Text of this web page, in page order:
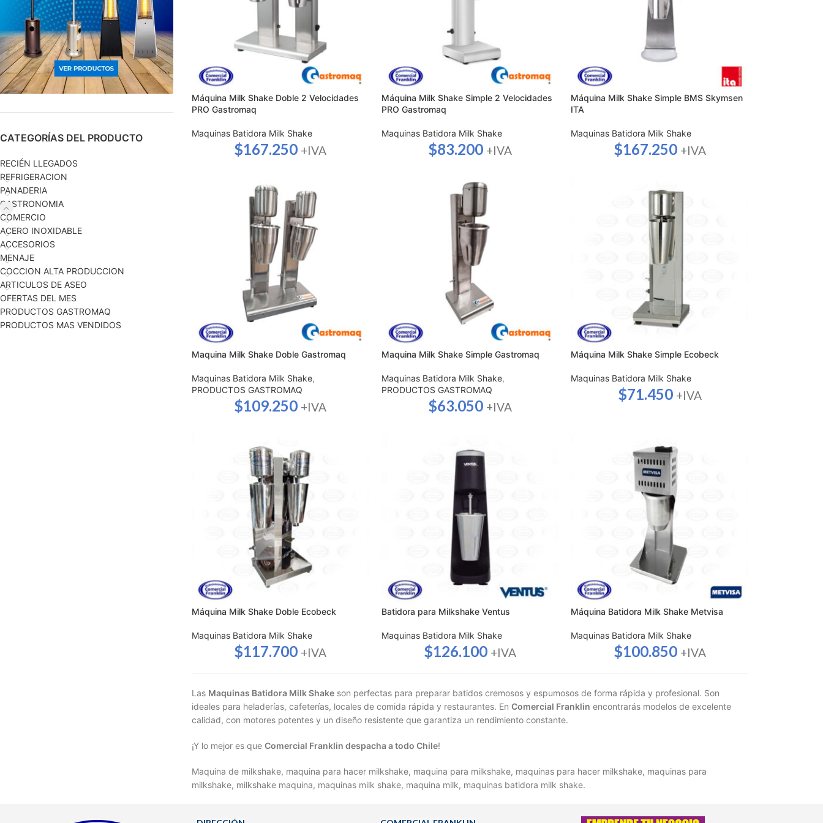
CATEGORÍAS DEL PRODUCTO
RECIÉN LLEGADOS
REFRIGERACION
PANADERIA
GASTRONOMIA
COMERCIO
ACERO INOXIDABLE
ACCESORIOS
MENAJE
COCCION ALTA PRODUCCION
ARTICULOS DE ASEO
OFERTAS DEL MES
PRODUCTOS GASTROMAQ
PRODUCTOS MAS VENDIDOS
Máquina Milk Shake Doble 2 Velocidades
PRO Gastromaq
Maquinas Batidora Milk Shake
$167.250 +IVA
Máquina Milk Shake Simple 2 Velocidades
PRO Gastromaq
Maquinas Batidora Milk Shake
$83.200 +IVA
Máquina Milk Shake Simple BMS Skymsen
ITA
Maquinas Batidora Milk Shake
$167.250 +IVA
Maquina Milk Shake Doble Gastromaq
Maquinas Batidora Milk Shake,
PRODUCTOS GASTROMAQ
$109.250 +IVA
Maquina Milk Shake Simple Gastromaq
Maquinas Batidora Milk Shake,
PRODUCTOS GASTROMAQ
$63.050 +IVA
Máquina Milk Shake Simple Ecobeck
Maquinas Batidora Milk Shake
$71.450 +IVA
Máquina Milk Shake Doble Ecobeck
Maquinas Batidora Milk Shake
$117.700 +IVA
Batidora para Milkshake Ventus
Maquinas Batidora Milk Shake
$126.100 +IVA
Máquina Batidora Milk Shake Metvisa
Maquinas Batidora Milk Shake
$100.850 +IVA
Las Maquinas Batidora Milk Shakeson perfectas para preparar batidos cremosos y espumosos de forma rápida y profesional. Son
ideales para heladerías, cafeterías, locales de comida rápida y restaurantes. En Comercial Franklin encontrarás modelos de excelente
calidad, con motores potentes y un diseño resistente que garantiza un rendimiento constante.
¡Y lo mejor es que Comercial Franklin despacha a todo Chile!
Maquina de milkshake, maquina para hacer milkshake, maquina para milkshake, maquinas para hacer milkshake, maquinas para
milkshake, milkshake maquina, maquinas milk shake, maquina milk, maquinas batidora milk shake.